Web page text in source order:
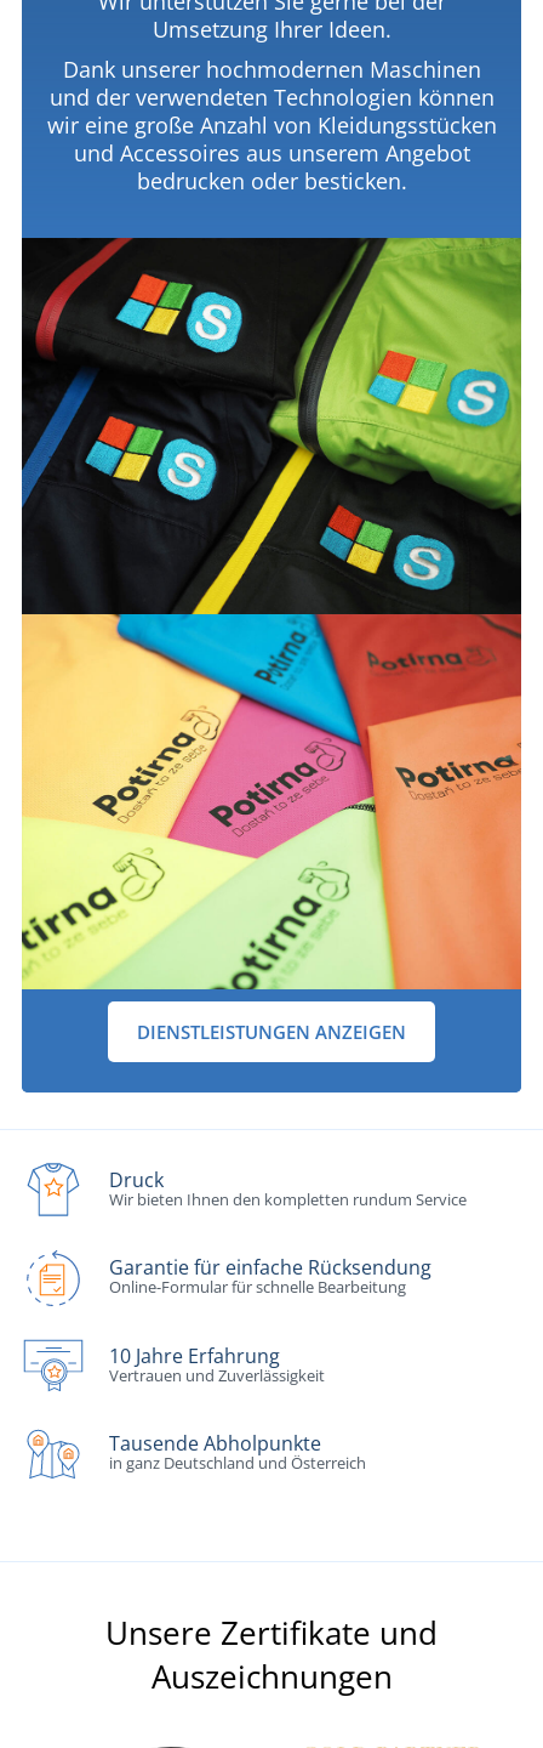
Umsetzung Ihrer Ideen.
Dank unserer hochmodernen Maschinen
und der verwendeten Technologien können
wir eine große Anzahl von Kleidungsstücken
und Accessoires aus unserem Angebot
bedrucken oder besticken.
DIENSTLEISTUNGEN ANZEIGEN
Druck
Wir bieten Ihnen den kompletten rundum Service
Garantie für einfache Rücksendung
Online-Formular für schnelle Bearbeitung
10 Jahre Erfahrung
Vertrauen und Zuverlässigkeit
Tausende Abholpunkte
in ganz Deutschland und Österreich
Unsere Zertifikate und
Auszeichnungen